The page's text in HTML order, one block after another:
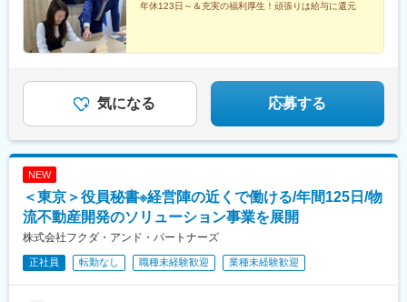
年休123日～＆充実の福利厚生！頑張りは給与に還元
気になる 応募する
NEW
＜東京＞役員秘書※経営陣の近くで働ける/年間125日/物
流不動産開発のソリューション事業を展開
株式会社フクダ・アンド・パートナーズ
正社員 転勤なし 職種未経験歓迎 業種未経験歓迎